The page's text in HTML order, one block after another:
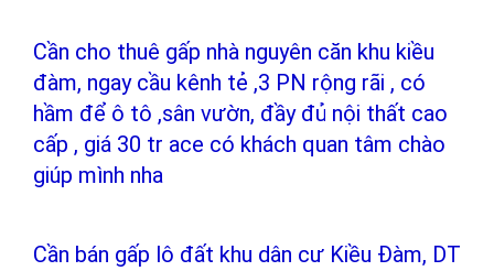
Cần cho thuê gấp nhà nguyên căn khu kiều
đàm, ngay cầu kênh tẻ ,3 PN rộng rãi , có
hầm để ô tô ,sân vườn, đầy đủ nội thất cao
cấp , giá 30 tr ace có khách quan tâm chào
giúp mình nha
Cần bán gấp lô đất khu dân cư Kiều Đàm, DT